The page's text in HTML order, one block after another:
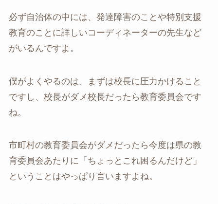
必ず自治体の中には、発達障害のことや特別支援
教育のことに詳しいコーディネーターの先生など
がいるんですよ。
僕がよくやるのは、まずは校長に圧力かけること
ですし、校長がダメ校長だったら教育委員会です
ね。
市町村の教育委員会がダメだったら今度は県の教
育委員会あたりに「ちょっとこれ困るんだけど」
ということはやっぱり言いますよね。